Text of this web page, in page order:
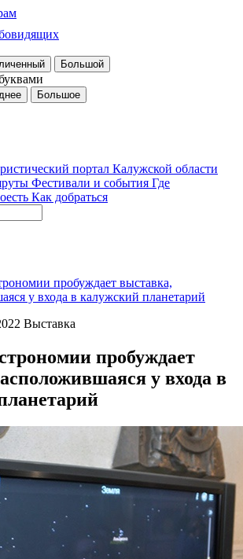
Большой
Большое
Фестивали и события Где
Как добраться
пробуждает выставка,
у входа в калужский планетарий
Выставка
пробуждает
у входа в